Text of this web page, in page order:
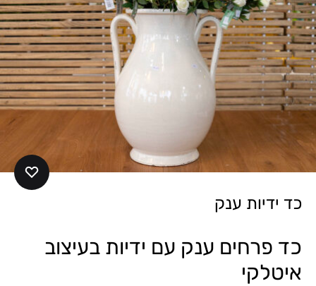
כד ידיות ענק
כד פרחים ענק עם ידיות בעיצוב
איטלקי